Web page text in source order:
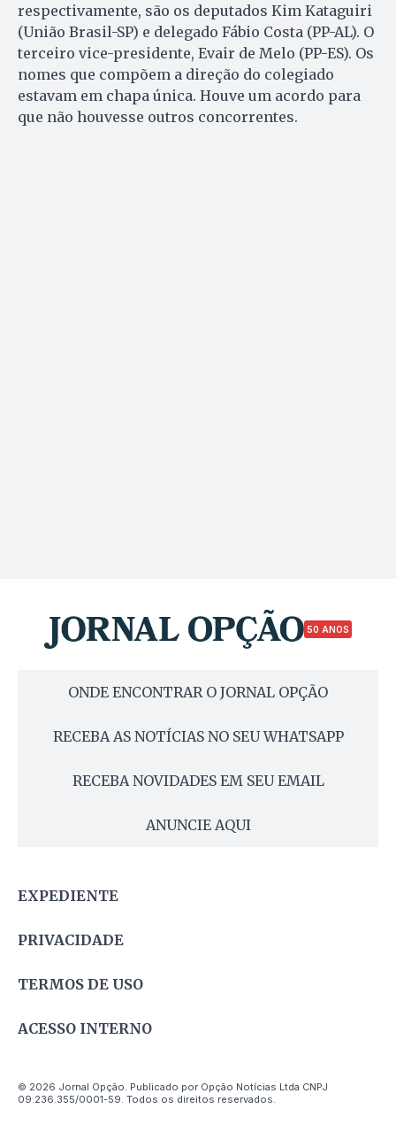
respectivamente, são os deputados Kim Kataguiri
(União Brasil-SP) e delegado Fábio Costa (PP-AL). O
terceiro vice-presidente, Evair de Melo (PP-ES). Os
nomes que compõem a direção do colegiado
estavam em chapa única. Houve um acordo para
que não houvesse outros concorrentes.
50 ANOS
ONDE ENCONTRAR O JORNAL OPÇÃO
RECEBA AS NOTÍCIAS NO SEU WHATSAPP
RECEBA NOVIDADES EM SEU EMAIL
ANUNCIE AQUI
EXPEDIENTE
PRIVACIDADE
TERMOS DE USO
ACESSO INTERNO
© 2026 Jornal Opção. Publicado por Opção Notícias Ltda CNPJ
09.236.355/0001-59. Todos os direitos reservados.